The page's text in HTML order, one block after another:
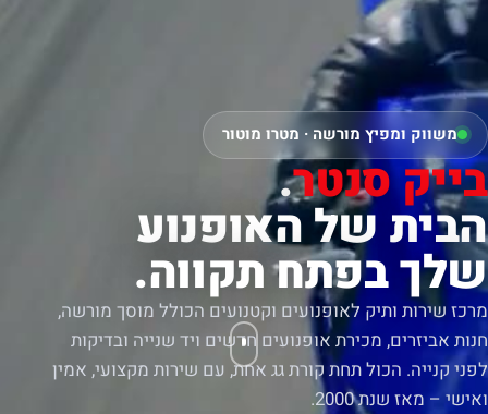
משווק ומפיץ מורשה · מטרו מוטור
בייק סנטר.
הבית של האופנוע
שלך בפתח תקווה.
מרכז שירות ותיק לאופנועים וקטנועים הכולל מוסך מורשה,
חנות אביזרים, מכירת אופנועים חדשים ויד שנייה ובדיקות
לפני קנייה. הכול תחת קורת גג אחת, עם שירות מקצועי, אמין
ואישי – מאז שנת 2000.